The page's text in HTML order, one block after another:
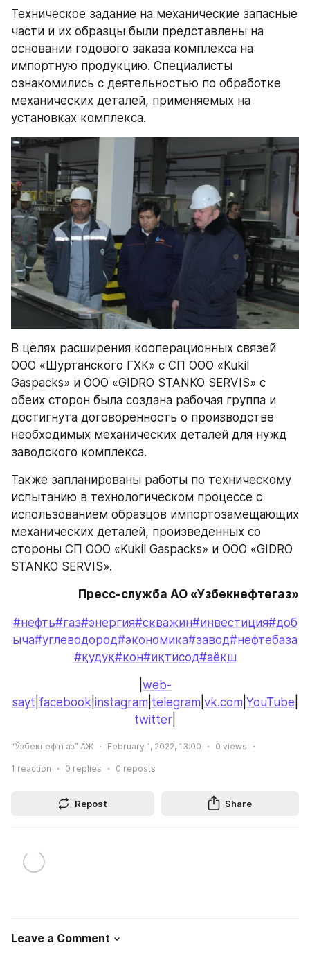
Техническое задание на механические запасные
части и их образцы были представлены на
основании годового заказа комплекса на
импортную продукцию. Специалисты
ознакомились с деятельностью по обработке
механических деталей, применяемых на
установках комплекса.
В целях расширения кооперационных связей
ООО «Шуртанского ГХК» с СП ООО «Kukil
Gaspacks» и ООО «GIDRO STANKO SERVIS» с
обеих сторон была создана рабочая группа и
достигнута договоренность о производстве
необходимых механических деталей для нужд
заводского комплекса.
Также запланированы работы по техническому
испытанию в технологическом процессе с
использованием образцов импортозамещающих
механических деталей, произведенных со
стороны СП ООО «Kukil Gaspacks» и ООО «GIDRO
STANKO SERVIS».
Пресс-служба АО «Узбекнефтегаз»
#нефть#газ#энергия#скважин#инвестиция#доб
ыча#углеводород#экономика#завод#нефтебаза
#қудуқ#кон#иқтисод#аёқш
web-
sayt facebook instagram telegram vk.com YouTube
twitter
“Ўзбекнефтгаз” АЖ February 1, 2022, 13:00 0 views
1 reaction 0 replies 0 reposts
Repost Share
Leave a Comment